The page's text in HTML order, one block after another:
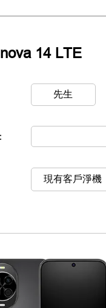
14 LTE
先生
現有客戶淨機